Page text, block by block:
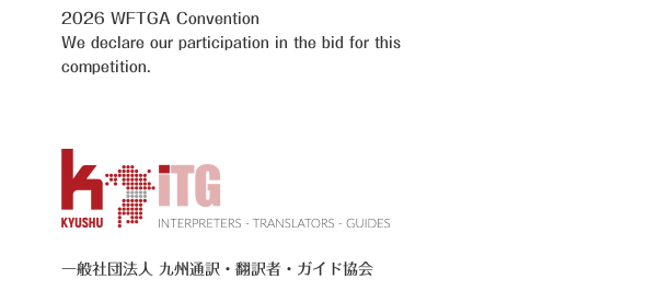
2026 WFTGA Convention
We declare our participation in the bid for this
competition.
一般社団法人 九州通訳・翻訳者・ガイド協会